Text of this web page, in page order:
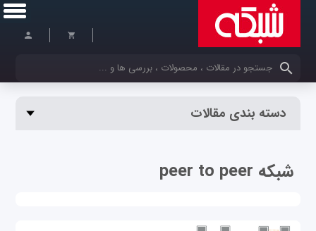
کلمات کلیدی خود را وارد کنید
دسته بندی مقالات
شبکه peer to peer